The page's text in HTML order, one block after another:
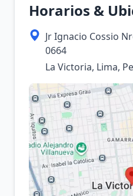
Horarios &
Jr Ignacio Cossio
0664
La Victoria, Lima,